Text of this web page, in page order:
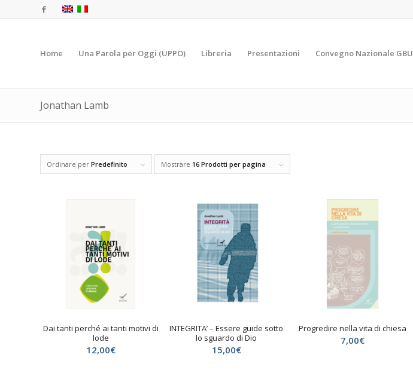
Home Una Parola per Oggi (UPPO) Libreria Presentazioni Convegno Nazionale GBU
Jonathan Lamb
Ordinare per Predefinito Mostrare 16 Prodotti per pagina
Dai tanti perché ai tanti motivi di
lode
12,00€
INTEGRITA’ – Essere guide sotto
lo sguardo di Dio
15,00€
Progredire nella vita di chiesa
7,00€